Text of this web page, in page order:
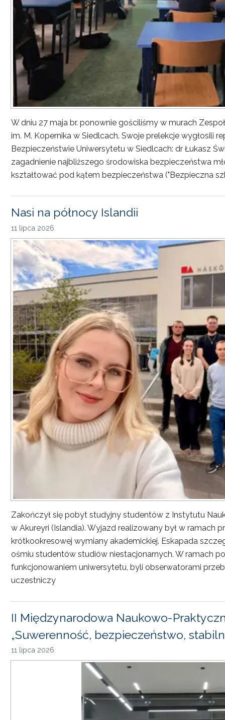
W dniu 27 maja br. ponownie gościliśmy w murach
im. M. Kopernika w Siedlcach. Swoje prelekcje wygłosili
Bezpieczeństwie Uniwersytetu w Siedlcach: dr Łukasz
zagadnienie najbliższego środowiska bezpieczeństwa
kształtować pod kątem bezpieczeństwa ("Bezpieczna
Nasi na północy Islandii
11 lipca 2026
Zakończył się pobyt studyjny studentów z Instytutu
w Akureyri (Islandia). Wyjazd realizowany był w ramach
krótkookresowej wymiany akademickiej. Eskapada
ośmiu studentów studiów niestacjonarnych. W ramach
funkcjonowaniem uniwersytetu, byli obserwatorami
uczestniczy
II Międzynarodowa Naukowo-
„Suwerenność, bezpieczeństwo,
11 lipca 2026